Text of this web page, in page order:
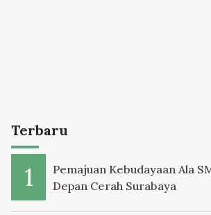
Terbaru
Pemajuan Kebudayaan Ala
Depan Cerah Surabaya